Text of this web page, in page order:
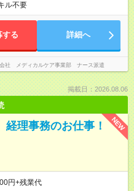
ル不要
する 詳細へ
会社 メディカルケア事業部 ナース派遣
掲載日：2026.08.06
NEW
理事務のお仕事！
円+残業代